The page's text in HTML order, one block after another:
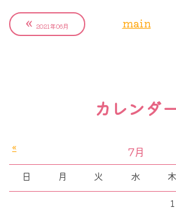
わからないからやらない。
子供が潮干狩りに行って、砂の中
でしょう。お母さん、これアサ
だよ、お母さんが見せてあげて、
るようになります。それでも死
け入れがたいことに変わりはな
患者さんに聞くのですが、娘さん
んになったりしない、だから安心
い、というのですか？
それとも、お母さんは早期発見で
元気なのよ。お母さんが乳がんに
BRCA1/2遺伝子バリアント陽性
です [1]。
す。しかし我が国のデータはあま
う。ただトリプルネガティブ乳
HBOCが関与する比率が、乳が
較して高い、ということはすで
« 2021年06月 main
カレンダ
« 7月
日 月 火 水 木
1